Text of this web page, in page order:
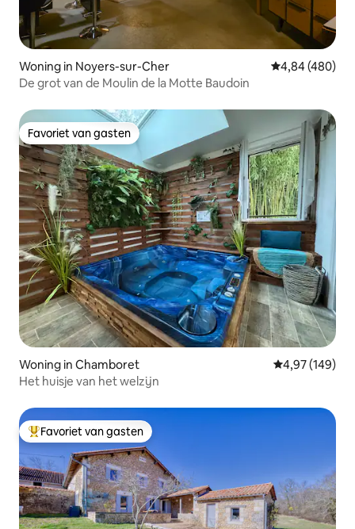
Woning in Noyers-sur-Cher Gemiddelde
4,84 (480)
De grot van de Moulin de la Motte Baudoin
Favoriet van gasten
Favoriet van gasten
Woning in Chamboret Gemiddelde
4,97 (149)
Het huisje van het welzijn
Topfavoriet van gasten
Favoriet van gasten